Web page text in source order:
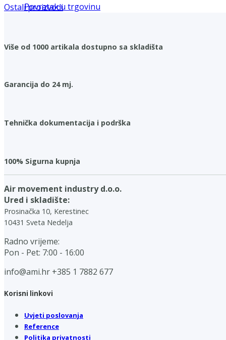
Povratak u trgovinu
Ostali proizvodi
Više od 1000 artikala dostupno sa skladišta
Garancija do 24 mj.
Tehnička dokumentacija i podrška
100% Sigurna kupnja
Air movement industry d.o.o.
Ured i skladište:
Prosinačka 10, Kerestinec
10431 Sveta Nedelja
Radno vrijeme:
Pon - Pet: 7:00 - 16:00
info@ami.hr +385 1 7882 677
Korisni linkovi
Uvjeti poslovanja
Reference
Politika privatnosti